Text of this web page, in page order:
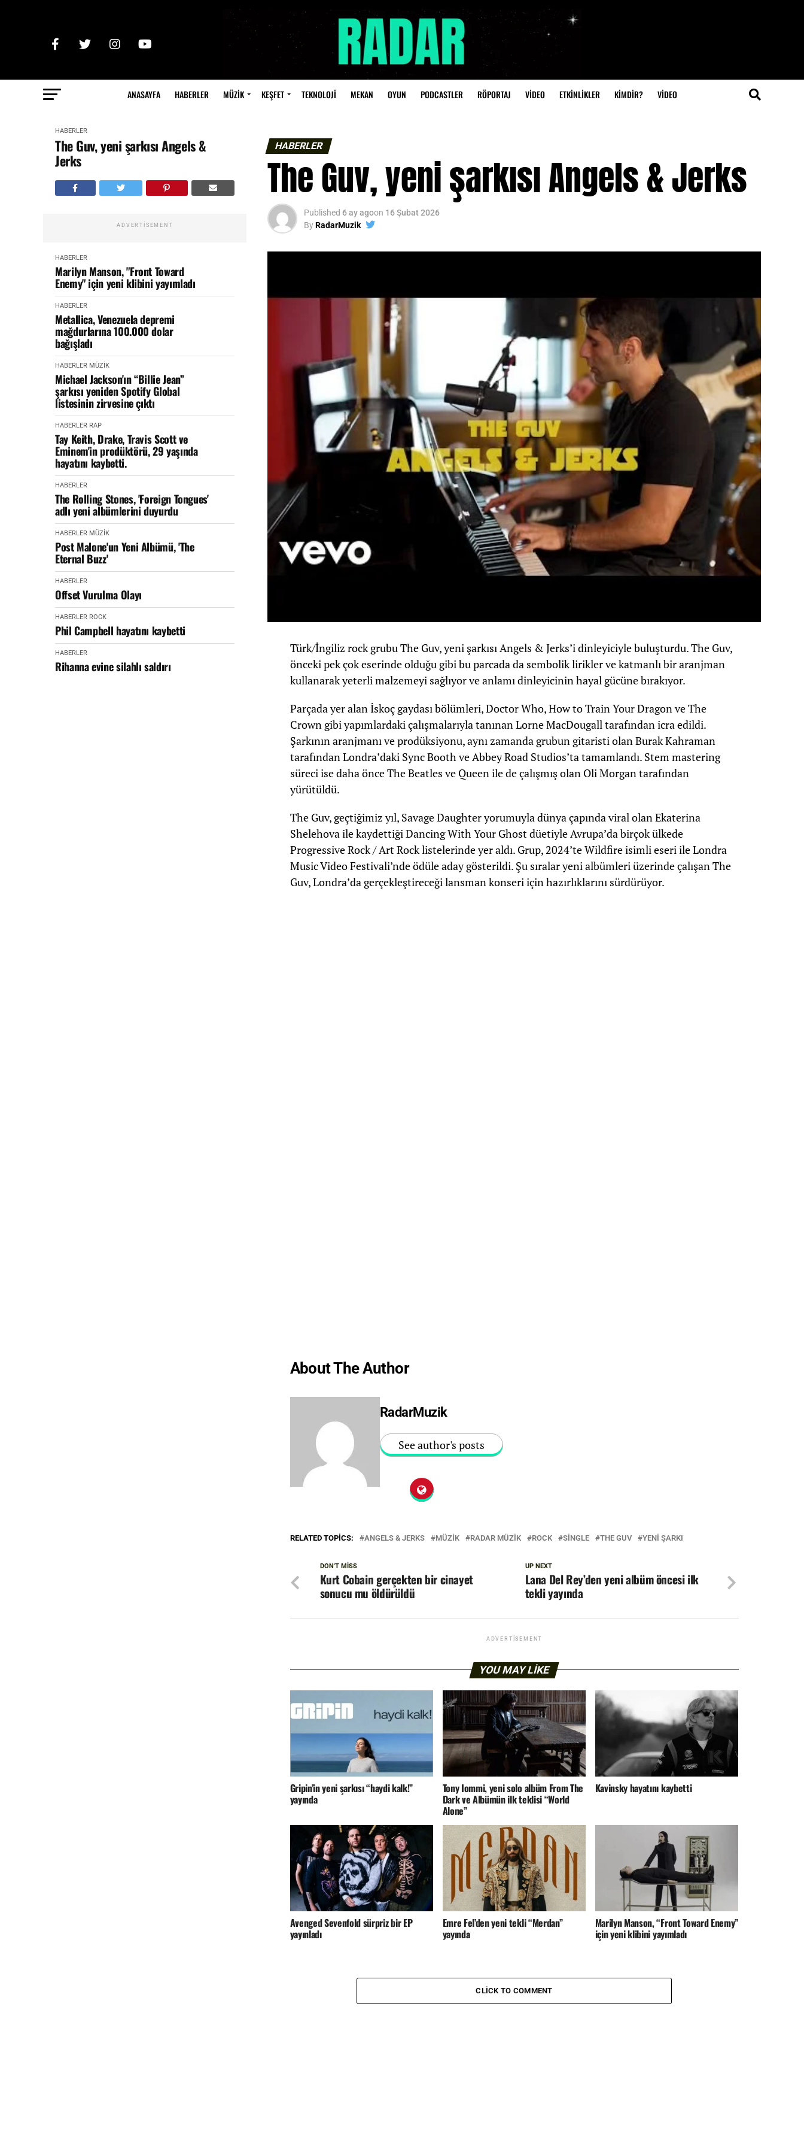
ANASAYFA HABERLER MÜZİK KEŞFET TEKNOLOJİ MEKAN OYUN PODCASTLER RÖPORTAJ VİDEO ETKİNLİKLER KİMDİR? VIDEO
HABERLER
The Guv, yeni şarkısı Angels &
Jerks
ADVERTISEMENT
HABERLER
Marilyn Manson, "Front Toward
Enemy" için yeni klibini yayımladı
HABERLER
Metallica, Venezuela depremi
mağdurlarına 100.000 dolar
bağışladı
HABERLER MÜZİK
Michael Jackson'ın “Billie Jean”
şarkısı yeniden Spotify Global
listesinin zirvesine çıktı
HABERLER RAP
Tay Keith, Drake, Travis Scott ve
Eminem'in prodüktörü, 29 yaşında
hayatını kaybetti.
HABERLER
The Rolling Stones, 'Foreign Tongues'
adlı yeni albümlerini duyurdu
HABERLER MÜZİK
Post Malone'un Yeni Albümü, 'The
Eternal Buzz'
HABERLER
Offset Vurulma Olayı
HABERLER ROCK
Phil Campbell hayatını kaybetti
HABERLER
Rihanna evine silahlı saldırı
HABERLER
The Guv, yeni şarkısı Angels & Jerks
Published 6 ay agoon 16 Şubat 2026
ByRadarMuzik
Türk/İngiliz rock grubu The Guv, yeni şarkısı Angels & Jerks’i dinleyiciyle buluşturdu. The Guv,
önceki pek çok eserinde olduğu gibi bu parcada da sembolik lirikler ve katmanlı bir aranjman
kullanarak yeterli malzemeyi sağlıyor ve anlamı dinleyicinin hayal gücüne bırakıyor.
Parçada yer alan İskoç gaydası bölümleri, Doctor Who, How to Train Your Dragon ve The
Crown gibi yapımlardaki çalışmalarıyla tanınan Lorne MacDougall tarafından icra edildi.
Şarkının aranjmanı ve prodüksiyonu, aynı zamanda grubun gitaristi olan Burak Kahraman
tarafından Londra’daki Sync Booth ve Abbey Road Studios’ta tamamlandı. Stem mastering
süreci ise daha önce The Beatles ve Queen ile de çalışmış olan Oli Morgan tarafından
yürütüldü.
The Guv, geçtiğimiz yıl, Savage Daughter yorumuyla dünya çapında viral olan Ekaterina
Shelehova ile kaydettiği Dancing With Your Ghost düetiyle Avrupa’da birçok ülkede
Progressive Rock / Art Rock listelerinde yer aldı. Grup, 2024’te Wildfire isimli eseri ile Londra
Music Video Festivali’nde ödüle aday gösterildi. Şu sıralar yeni albümleri üzerinde çalışan The
Guv, Londra’da gerçekleştireceği lansman konseri için hazırlıklarını sürdürüyor.
About The Author
RadarMuzik
See author's posts
RELATED TOPICS: ANGELS & JERKS MÜZIK RADAR MÜZIK ROCK SINGLE THE GUV YENI ŞARKI
UP NEXT
Lana Del Rey’den yeni albüm öncesi ilk
tekli yayında
DON'T MISS
Kurt Cobain gerçekten bir cinayet
sonucu mu öldürüldü
ADVERTISEMENT
YOU MAY LIKE
Gripin’in yeni şarkısı “haydi kalk!”
yayında
Tony Iommi, yeni solo albüm From The
Dark ve Albümün ilk teklisi “World
Alone”
Kavinsky hayatını kaybetti
Avenged Sevenfold sürpriz bir EP
yayınladı
Emre Fel’den yeni tekli “Merdan”
yayında
Marilyn Manson, “Front Toward Enemy”
için yeni klibini yayımladı
CLICK TO COMMENT